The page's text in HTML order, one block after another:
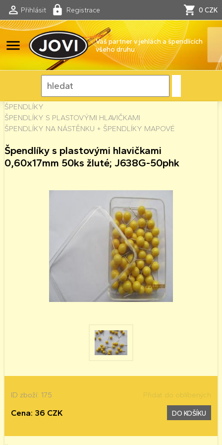
Přihlásit Registrace 0 CZK
menu
Váš partner v jehlách a špendlících
všeho druhu
ŠPENDLÍKY
ŠPENDLÍKY S PLASTOVÝMI HLAVIČKAMI
ŠPENDLÍKY NA NÁSTĚNKU + ŠPENDLÍKY MAPOVÉ
Špendlíky s plastovými hlavičkami
0,60x17mm 50ks žluté; J638G-50phk
ID zboží: 175 Přidat do oblíbených
Cena: 36 CZK DO KOŠÍKU